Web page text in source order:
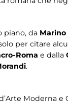
piano, da
per citare
Roma e dalla
.
Moderna e